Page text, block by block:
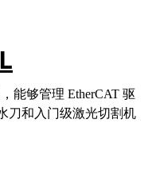
L
能够管理 EtherCAT 驱
刀和入门级激光切割机